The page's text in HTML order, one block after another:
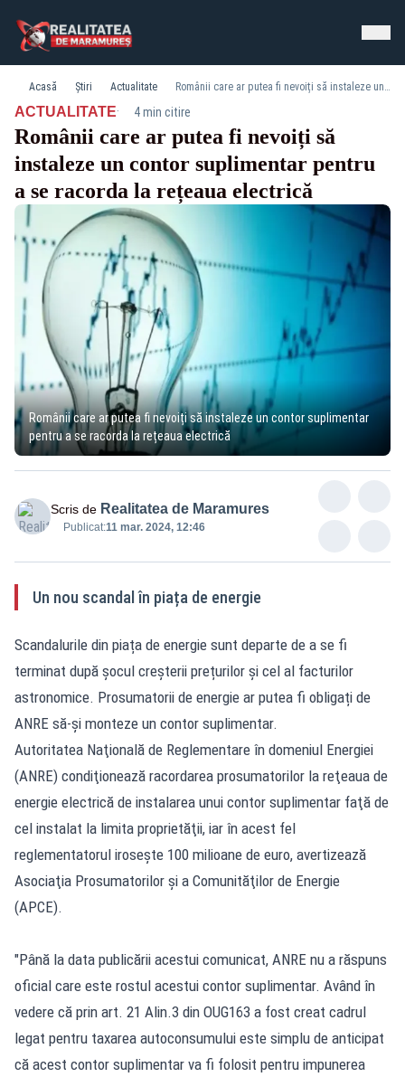
Acasă Știri Actualitate Românii care ar putea fi nevoiți să instaleze un contor suplimentar pentru a se racorda la rețeaua electrică
ACTUALITATE· 4 min citire
Românii care ar putea fi nevoiți să
instaleze un contor suplimentar pentru
a se racorda la rețeaua electrică
Românii care ar putea fi nevoiți să instaleze un contor suplimentar
pentru a se racorda la rețeaua electrică
Scris de Realitatea de Maramures
Publicat:11 mar. 2024, 12:46
Un nou scandal în piața de energie
Scandalurile din piața de energie sunt departe de a se fi
terminat după șocul creșterii prețurilor și cel al facturilor
astronomice. Prosumatorii de energie ar putea fi obligați de
ANRE să-și monteze un contor suplimentar.
Autoritatea Naţională de Reglementare în domeniul Energiei
(ANRE) condiţionează racordarea prosumatorilor la reţeaua de
energie electrică de instalarea unui contor suplimentar faţă de
cel instalat la limita proprietăţii, iar în acest fel
reglementatorul iroseşte 100 milioane de euro, avertizează
Asociaţia Prosumatorilor şi a Comunităţilor de Energie
(APCE).
"Până la data publicării acestui comunicat, ANRE nu a răspuns
oficial care este rostul acestui contor suplimentar. Având în
vedere că prin art. 21 Alin.3 din OUG163 a fost creat cadrul
legat pentru taxarea autoconsumului este simplu de anticipat
că acest contor suplimentar va fi folosit pentru impunerea